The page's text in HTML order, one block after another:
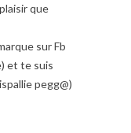
que
sur Fb
et te suis
pegg@)